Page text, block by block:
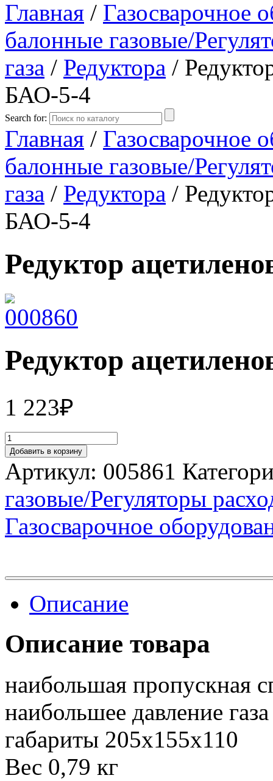
Главная / Газосварочное
балонные газовые/
газа / Редуктора /
БАО-5-4
Search for:
Главная / Газосварочное
балонные газовые/
газа / Редуктора /
БАО-5-4
Редуктор
Редуктор
1 223₽
Добавить в корзину
Артикул: 005861
газовые/Регуляторы
Газосварочное
Описание
Описание товара
наибольшая пропускная
наибольшее давление
габариты 205х155х110
Вес 0,79 кг